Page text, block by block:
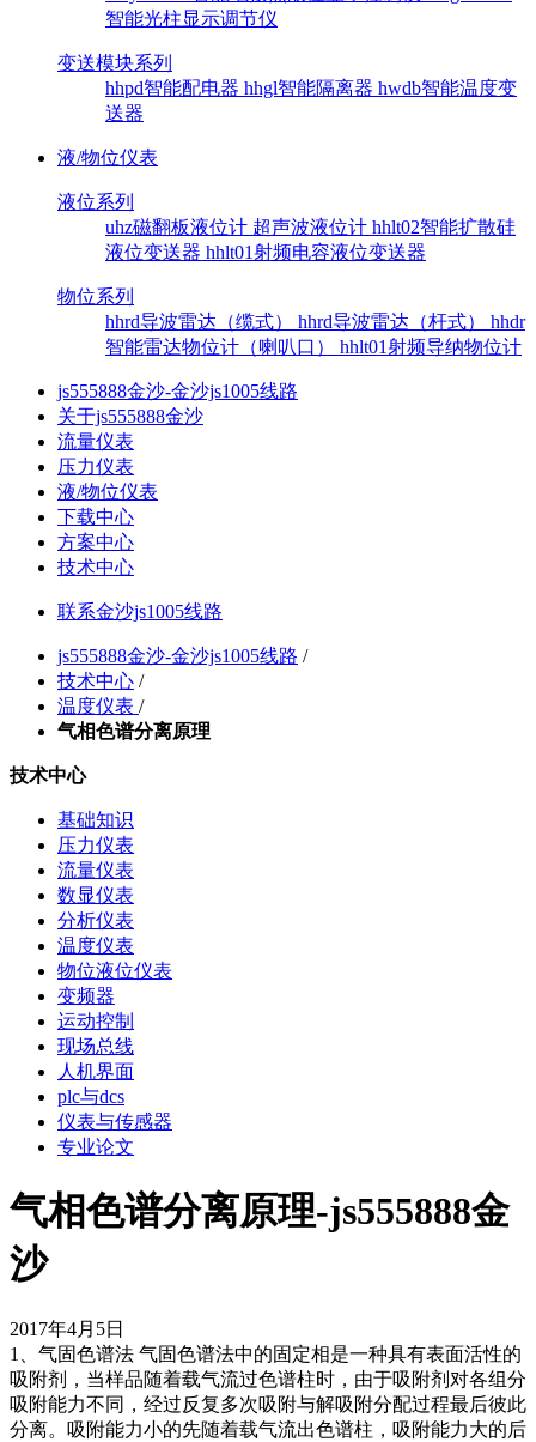
智能光柱显示调节仪
变送模块系列
hhpd智能配电器 hhgl智能隔离器 hwdb智能温度变
送器
液/物位仪表
液位系列
uhz磁翻板液位计 超声波液位计 hhlt02智能扩散硅
液位变送器 hhlt01射频电容液位变送器
物位系列
hhrd导波雷达（缆式） hhrd导波雷达（杆式） hhdr
智能雷达物位计（喇叭口） hhlt01射频导纳物位计
js555888金沙-金沙js1005线路
关于js555888金沙
流量仪表
压力仪表
液/物位仪表
下载中心
方案中心
技术中心
联系金沙js1005线路
js555888金沙-金沙js1005线路 /
技术中心 /
温度仪表 /
气相色谱分离原理
技术中心
基础知识
压力仪表
流量仪表
数显仪表
分析仪表
温度仪表
物位液位仪表
变频器
运动控制
现场总线
人机界面
plc与dcs
仪表与传感器
专业论文
气相色谱分离原理-js555888金
沙
2017年4月5日
1、气固色谱法 气固色谱法中的固定相是一种具有表面活性的
吸附剂，当样品随着载气流过色谱柱时，由于吸附剂对各组分
吸附能力不同，经过反复多次吸附与解吸附分配过程最后彼此
分离。吸附能力小的先随着载气流出色谱柱，吸附能力大的后